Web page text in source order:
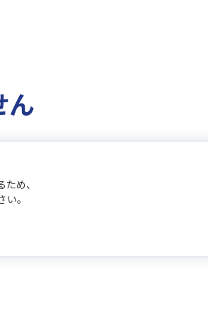
ん
め、
。